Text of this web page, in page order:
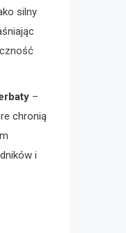
silny
–
chronią
i